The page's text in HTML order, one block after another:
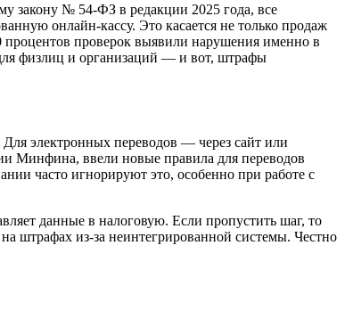
закону № 54-ФЗ в редакции 2025 года, все
онлайн-кассу. Это касается не только продаж
проверок выявили нарушения именно в
физлиц и организаций — и вот, штрафы
электронных переводов — через сайт или
Минфина, ввели новые правила для переводов
часто игнорируют это, особенно при работе с
данные в налоговую. Если пропустить шаг, то
штрафах из-за неинтегрированной системы. Честно